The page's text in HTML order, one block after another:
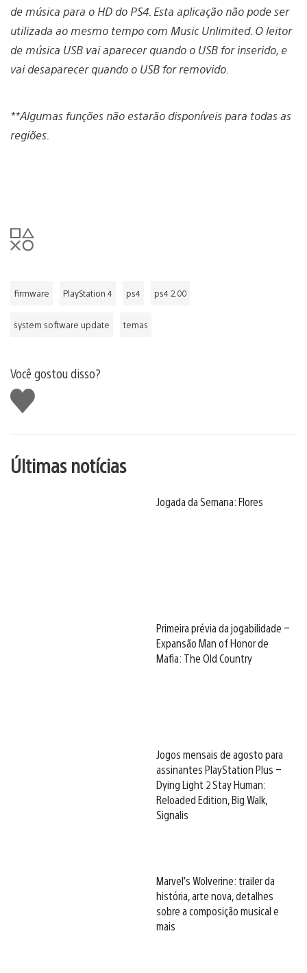
de música para o HD do PS4. Esta aplicação não pode ser
utilizada ao mesmo tempo com Music Unlimited. O leitor
de música USB vai aparecer quando o USB for inserido, e
vai desaparecer quando o USB for removido.
**Algumas funções não estarão disponíveis para todas as
regiões.
firmware PlayStation 4 ps4 ps4 2.00
system software update temas
Você gostou disso?
Curtir
Últimas notícias
Jogada da Semana: Flores
Primeira prévia da jogabilidade –
Expansão Man of Honor de
Mafia: The Old Country
Jogos mensais de agosto para
assinantes PlayStation Plus –
Dying Light 2 Stay Human:
Reloaded Edition, Big Walk,
Signalis
Marvel’s Wolverine: trailer da
história, arte nova, detalhes
sobre a composição musical e
mais